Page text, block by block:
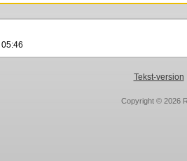
05:46
Tekst-version
Copyright © 2026